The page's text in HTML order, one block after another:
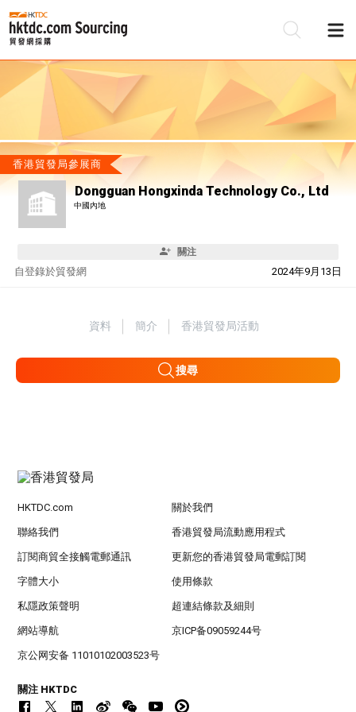
香港貿發局參展商
Dongguan Hongxinda Technology Co., Ltd
中國內地
關注
自 2024年9月13日
登錄於貿發網
資料 簡介 香港貿發局活動
搜尋
HKTDC.com 關於我們
聯絡我們 香港貿發局流動應用程式
訂閱商貿全接觸電郵通訊 更新您的香港貿發局電郵訂閱
字體大小 使用條款
私隱政策聲明 超連結條款及細則
網站導航 京ICP备09059244号
京公网安备 11010102003523号
關注 HKTDC